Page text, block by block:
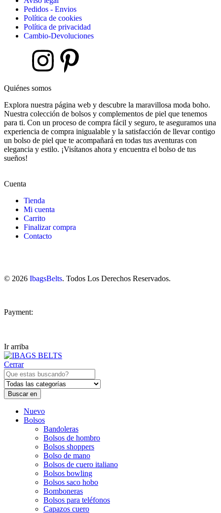
Pedidos - Envios
Política de cookies
Política de privacidad
Cambio-Devoluciones
Quiénes somos
Explora nuestra página web y descubre la maravillosa moda boho.
Nuestra colección de bolsos y complementos de piel que tenemos
para ti. Con un proceso de compra fácil y seguro, te aseguramos una
experiencia de compra inigualable y la satisfacción de llevar contigo
un bolso de piel que te acompañará en todas tus aventuras con
elegancia y estilo. ¡Visítanos ahora y encuentra el bolso de tus
sueños!
Cuenta
Tienda
Mi cuenta
Carrito
Finalizar compra
Contacto
© 2026 IbagsBelts. Todos Los Derechos Reservados.
Payment:
Ir arriba
Cerrar
Buscar en
Nuevo
Bolsos
Bandoleras
Bolsos de hombro
Bolsos shoppers
Bolso de mano
Bolsos de cuero italiano
Bolsos bowling
Bolsos saco hobo
Bomboneras
Bolsos para teléfonos
Capazos cuero